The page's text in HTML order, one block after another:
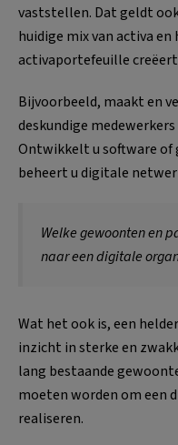
vaststellen. Dat geldt
huidige mix van activa
activaportefeuille
Bijvoorbeeld, maakt en
deskundige
Ontwikkelt u software of
beheert u digitale
Welke gewoonten en
naar een digitale
Wat het ook is, een
inzicht in sterke en
lang bestaande
moeten worden om een
realiseren.